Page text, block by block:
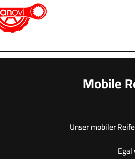
Mobile
Unser mobiler